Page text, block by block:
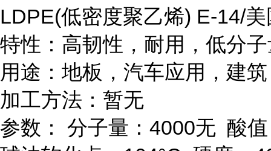
LDPE(低密度聚乙烯) E-14/美
特性：高韧性，耐用，低分
用途：地板，汽车应用，建
加工方法：暂无
参数：
分子量： 4000无 酸